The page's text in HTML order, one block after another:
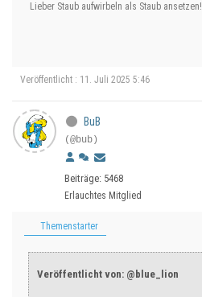
Lieber Staub aufwirbeln als Staub ansetzen!
Veröffentlicht : 11. Juli 2025 5:46
BuB
(@bub)
Beiträge: 5468
Erlauchtes Mitglied
Themenstarter
Veröffentlicht von: @blue_lion